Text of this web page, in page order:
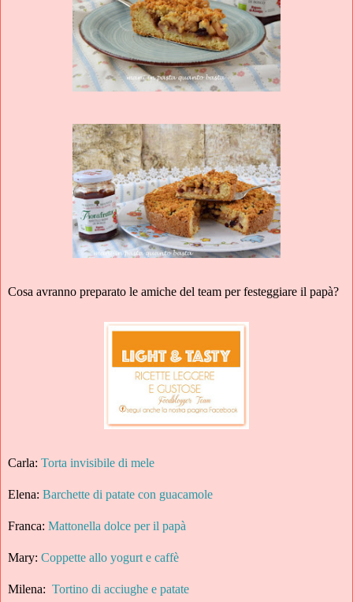
Cosa avranno preparato le amiche del team per festeggiare il papà?
Carla: Torta invisibile di mele
Elena: Barchette di patate con guacamole
Franca: Mattonella dolce per il papà
Mary: Coppette allo yogurt e caffè
Milena: Tortino di acciughe e patate